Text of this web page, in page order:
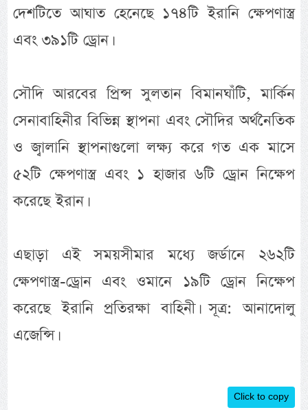
দেশটিতে আঘাত হেনেছে ১৭৪টি ইরানি ক্ষেপণাস্ত্র
এবং ৩৯১টি ড্রোন।
সৌদি আরবের প্রিন্স সুলতান বিমানঘাঁটি, মার্কিন
সেনাবাহিনীর বিভিন্ন স্থাপনা এবং সৌদির অর্থনৈতিক
ও জ্বালানি স্থাপনাগুলো লক্ষ্য করে গত এক মাসে
৫২টি ক্ষেপণাস্ত্র এবং ১ হাজার ৬টি ড্রোন নিক্ষেপ
করেছে ইরান।
এছাড়া এই সময়সীমার মধ্যে জর্ডানে ২৬২টি
ক্ষেপণাস্ত্র-ড্রোন এবং ওমানে ১৯টি ড্রোন নিক্ষেপ
করেছে ইরানি প্রতিরক্ষা বাহিনী। সূত্র: আনাদোলু
এজেন্সি।
Click to copy